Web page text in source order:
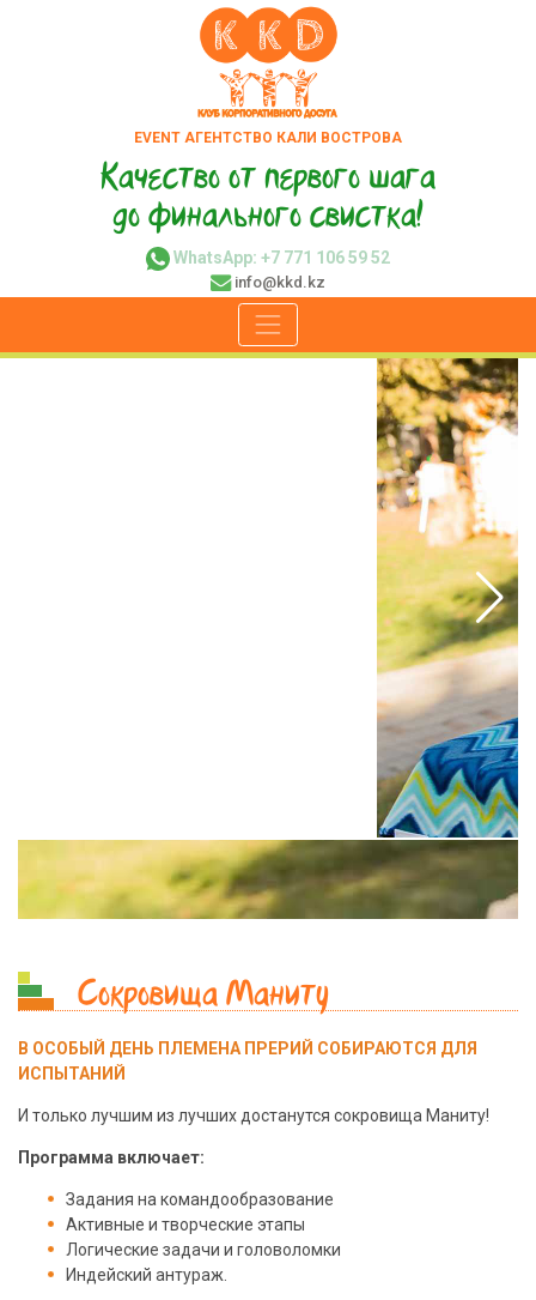
EVENT АГЕНТСТВО КАЛИ ВОСТРОВА
Качество от первого шага
до финального свистка!
WhatsApp: +7 771 106 59 52
info@kkd.kz
Сокровища Маниту
В ОСОБЫЙ ДЕНЬ ПЛЕМЕНА ПРЕРИЙ СОБИРАЮТСЯ ДЛЯ
ИСПЫТАНИЙ
И только лучшим из лучших достанутся сокровища Маниту!
Программа включает:
Задания на командообразование
Активные и творческие этапы
Логические задачи и головоломки
Индейский антураж.